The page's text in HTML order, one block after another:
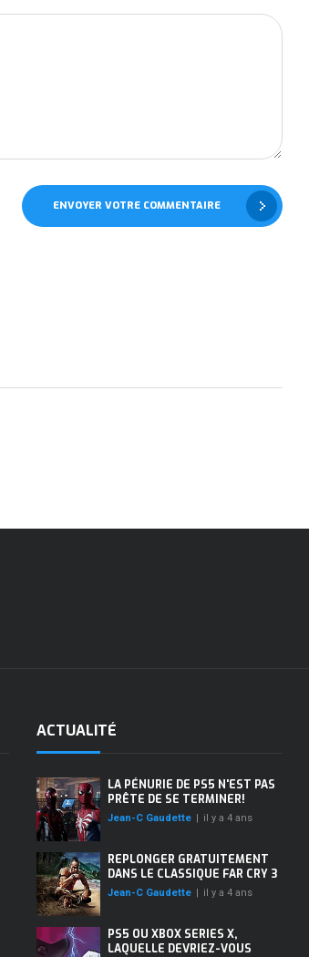
ENVOYER VOTRE COMMENTAIRE
ACTUALITÉ
LA PÉNURIE DE PS5 N'EST PAS
PRÊTE DE SE TERMINER!
Jean-C Gaudette | il y a 4 ans
REPLONGER GRATUITEMENT
DANS LE CLASSIQUE FAR CRY 3
Jean-C Gaudette | il y a 4 ans
PS5 OU XBOX SERIES X,
LAQUELLE DEVRIEZ-VOUS